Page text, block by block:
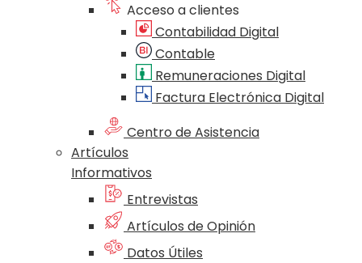
Acceso a clientes
Contabilidad Digital
Contable
Remuneraciones Digital
Factura Electrónica Digital
Centro de Asistencia
Artículos
Informativos
Entrevistas
Artículos de Opinión
Datos Útiles